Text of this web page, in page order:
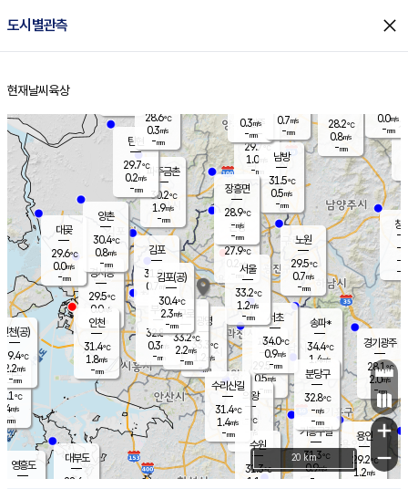
도시별관측 close
홈
현재날씨 육상
의도
℃
m/s
mm
영흥도
양주
29.7℃
1.0
-mm
과천
29.5℃
0.5m/s
- mm
용인
29.2℃
1.2m/s
경기광주
28.1℃
2.0m/s
-mm
대부도
28.6
경서동
29.5℃
0.0m/s
-mm
파주금촌
30.2℃
1.9m/s
-mm
28.2℃
0.8m/s
-mm
대곶
29.6℃
0.0m/s
-mm
창
-
-m/
-
탄현
29.7℃
0.2m/s
-mm
0.0m/s
-mm
의왕
- ℃
m/s
mm
김포
31.0℃
0.7 m/s
mm
광명
33.3 ℃
1.2 m/s
-mm
부천
32.8℃
0.3m/s
-mm
양촌
30.4℃
0.8m/s
-mm
구로
33.2℃
2.2m/s
-mm
은평
27.9℃
0.2 m/s
- mm
노원
29.5℃
0.7m/s
-mm
송파*
34.4℃
1.4m/s
-mm
서초
34.0℃
0.9m/s
-mm
남방
31.5℃
0.5m/s
-mm
기흥구갈
31.3℃
0.9m/s
-
수리산길
31.4℃
1.4m/s
-mm
분당구
32.8℃
-m/s
-mm
장흥면
28.9℃
-m/s
-mm
0.3m/s
-mm
인천(공)
29.4℃
2.2m/s
-mm
김포(공)
30.4℃
2.3m/s
-mm
수원
31.3℃
1.1 m/s
인천
31.4℃
1.8m/s
-mm
서울
33.2℃
1.2m/s
-mm
28.6℃
0.3m/s
-mm
0.7m/s
-mm
+
−
20 km